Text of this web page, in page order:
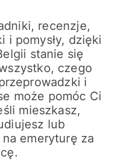
recenzje,
i pomysły, dzięki
stanie się
czego
i
może pomóc Ci
mieszkasz,
lub
emeryturę za